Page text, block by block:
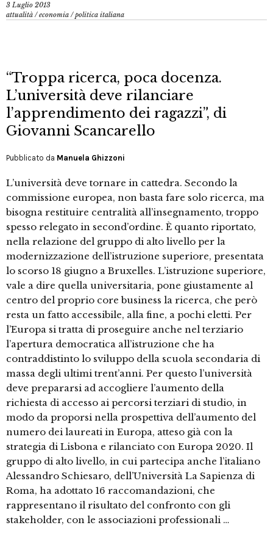
3 Luglio 2013
attualità /economia /politica italiana
“Troppa ricerca, poca docenza.
L’università deve rilanciare
l’apprendimento dei ragazzi”, di
Giovanni Scancarello
Pubblicato da Manuela Ghizzoni
L’università deve tornare in cattedra. Secondo la
commissione europea, non basta fare solo ricerca, ma
bisogna restituire centralità all’insegnamento, troppo
spesso relegato in second’ordine. È quanto riportato,
nella relazione del gruppo di alto livello per la
modernizzazione dell’istruzione superiore, presentata
lo scorso 18 giugno a Bruxelles. L’istruzione superiore,
vale a dire quella universitaria, pone giustamente al
centro del proprio core business la ricerca, che però
resta un fatto accessibile, alla fine, a pochi eletti. Per
l’Europa si tratta di proseguire anche nel terziario
l’apertura democratica all’istruzione che ha
contraddistinto lo sviluppo della scuola secondaria di
massa degli ultimi trent’anni. Per questo l’università
deve prepararsi ad accogliere l’aumento della
richiesta di accesso ai percorsi terziari di studio, in
modo da proporsi nella prospettiva dell’aumento del
numero dei laureati in Europa, atteso già con la
strategia di Lisbona e rilanciato con Europa 2020. Il
gruppo di alto livello, in cui partecipa anche l’italiano
Alessandro Schiesaro, dell’Università La Sapienza di
Roma, ha adottato 16 raccomandazioni, che
rappresentano il risultato del confronto con gli
stakeholder, con le associazioni professionali …